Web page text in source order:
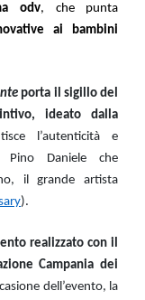
odv, che punta
ai bambini
porta il sigillo del
ideato dalla
l’autenticità e
Pino Daniele che
il grande artista
).
realizzato con il
Campania dei
dell’evento, la